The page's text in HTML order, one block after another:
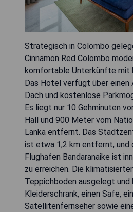
Strategisch in Colombo
Cinnamon Red Colombo
komfortable Unterkünfte mit
Das Hotel verfügt über einen
Dach und kostenlose
Es liegt nur 10 Gehminuten
Hall und 900 Meter vom
Lanka entfernt. Das
ist etwa 1,2 km entfernt, und
Flughafen Bandaranaike ist
zu erreichen. Die
Teppichboden ausgelegt und
Kleiderschrank, einen Safe,
Satellitenfernseher sowie